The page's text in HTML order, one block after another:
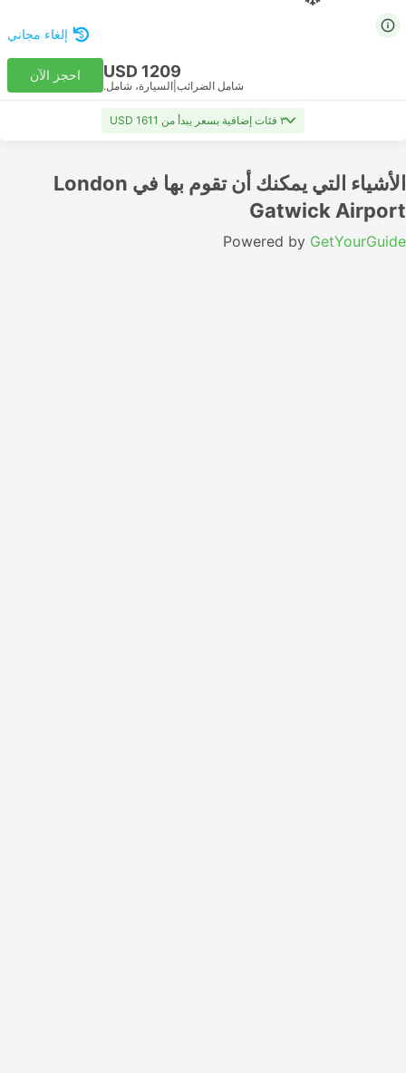
إلغاء مجاني
USD 1209
شامل الضرائب السيارة، شامل.
احجز الآن
٣ فئات إضافية بسعر يبدأ من USD 1611
الأشياء التي يمكنك أن تقوم بها في London
Gatwick Airport
Powered by GetYourGuide